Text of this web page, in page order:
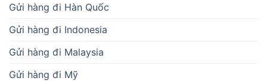
Gửi hàng đi Hàn Quốc
Gửi hàng đi Indonesia
Gửi hàng đi Malaysia
Gửi hàng đi Mỹ